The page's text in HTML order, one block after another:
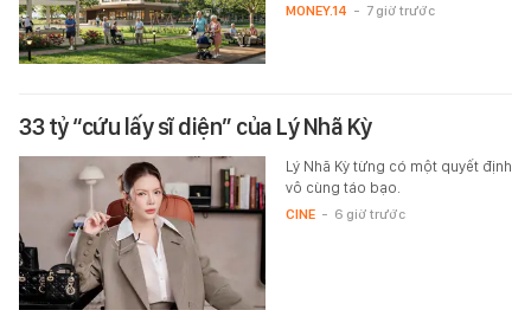
MONEY.14 - 7 giờ trước
33 tỷ “cứu lấy sĩ diện” của Lý Nhã Kỳ
Lý Nhã Kỳ từng có một quyết định
vô cùng táo bạo.
CINE - 6 giờ trước